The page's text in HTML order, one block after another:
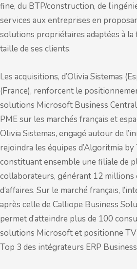
fine, du BTP/construction, de
services aux entreprises en
solutions propriétaires adaptées à la
taille de ses clients.
Les acquisitions, d’Olivia Sistemas
(France), renforcent le
solutions Microsoft Business
PME sur les marchés français et
Olivia Sistemas, engagé autour de
rejoindra les équipes d’Algoritmia
constituant ensemble une filiale de
collaborateurs, générant 12 millions
d’affaires. Sur le marché français,
après celle de Calliope Business
permet d’atteindre plus de 100
solutions Microsoft et positionne
Top 3 des intégrateurs ERP